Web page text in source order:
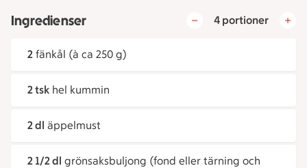
Ingredienser 4 portioner
2 fänkål (à ca 250 g)
2 tsk hel kummin
2 dl äppelmust
2 1/2 dl grönsaksbuljong (fond eller tärning och